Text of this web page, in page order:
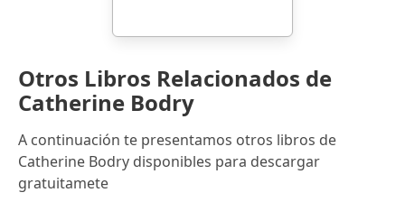
Otros Libros Relacionados de
Catherine Bodry
A continuación te presentamos otros libros de
Catherine Bodry disponibles para descargar
gratuitamete